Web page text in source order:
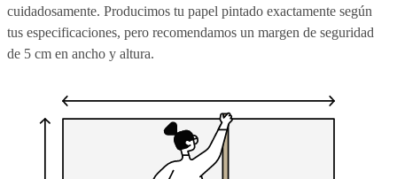
cuidadosamente. Producimos tu papel pintado exactamente según
tus especificaciones, pero recomendamos un margen de seguridad
de 5 cm en ancho y altura.